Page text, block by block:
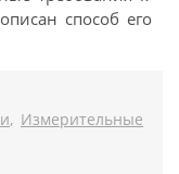
способ его
, Измерительные